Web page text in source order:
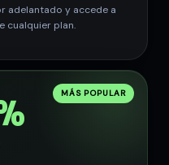
adelantado y accede a
cualquier plan.
MÁS POPULAR